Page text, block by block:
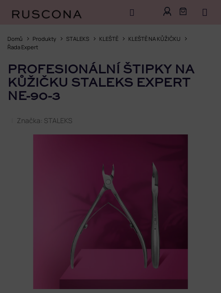
obsah
Domů Produkty STALEKS KLEŠTĚ
KLEŠTĚ NA KŮŽIČKU
Řada Expert
PROFESIONÁLNÍ ŠTIPKY NA
KŮŽIČKU STALEKS EXPERT
NE-90-3
Značka: STALEKS